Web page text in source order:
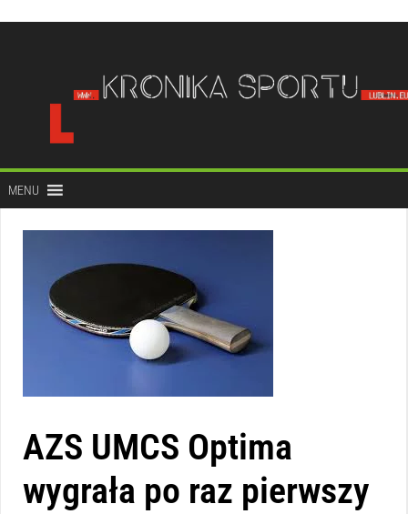
treści
MENU
AZS UMCS Optima
wygrała po raz pierwszy